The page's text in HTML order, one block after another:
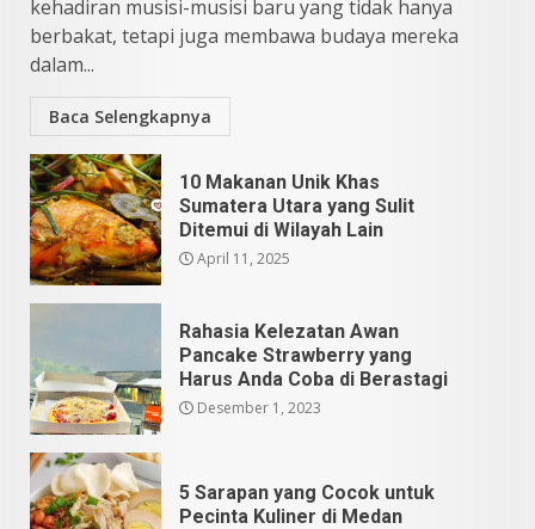
5
Mei 25, 2026
kehadiran musisi-musisi baru yang tidak hanya
berbakat, tetapi juga membawa budaya mereka
dalam...
Baca Selengkapnya
10 Makanan Unik Khas
Sumatera Utara yang Sulit
Ditemui di Wilayah Lain
April 11, 2025
Rahasia Kelezatan Awan
Pancake Strawberry yang
Harus Anda Coba di Berastagi
Desember 1, 2023
5 Sarapan yang Cocok untuk
Pecinta Kuliner di Medan